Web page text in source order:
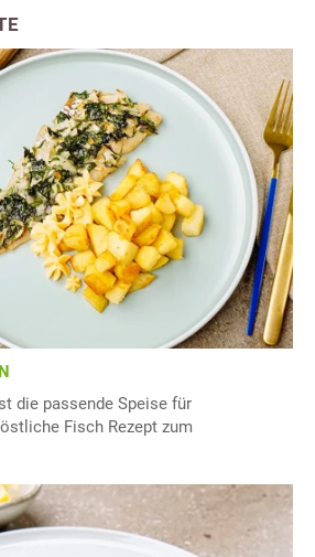
die passende Speise für
Fisch Rezept zum